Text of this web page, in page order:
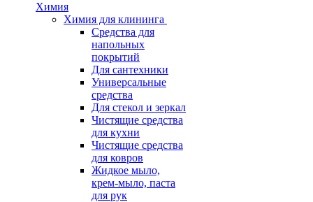
Химия
Химия для клининга
Средства для
напольных
покрытий
Для сантехники
Универсальные
средства
Для стекол и зеркал
Чистящие средства
для кухни
Чистящие средства
для ковров
Жидкое мыло,
крем-мыло, паста
для рук